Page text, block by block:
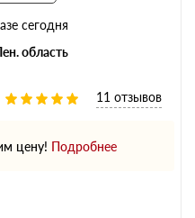
сегодня
область
11 отзывов
цену! Подробнее